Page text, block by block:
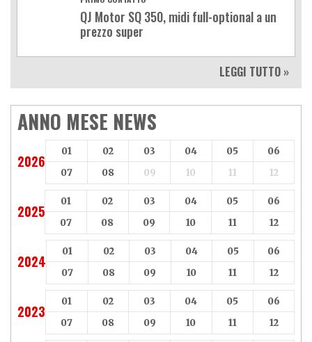
QJ Motor SQ 350, midi full-optional a un
prezzo super
LEGGI TUTTO »
ANNO MESE NEWS
2026
01 02 03 04 05
06
07
08 09 10 11 12
2025
01 02 03 04 05
06
07
08 09 10 11 12
2024
01 02 03 04 05
06
07
08 09 10 11 12
2023
01 02 03 04 05
06
07
08 09 10 11 12